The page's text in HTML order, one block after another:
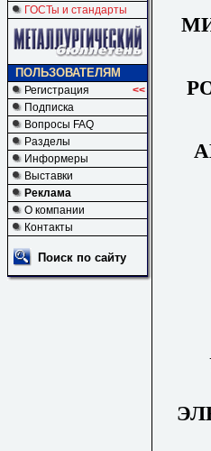
ГОСТы и стандарты
ПОЛЬЗОВАТЕЛЯМ
Регистрация
<<
Подписка
Вопросы FAQ
Разделы
Информеры
Выставки
Реклама
О компании
Контакты
Поиск по сайту